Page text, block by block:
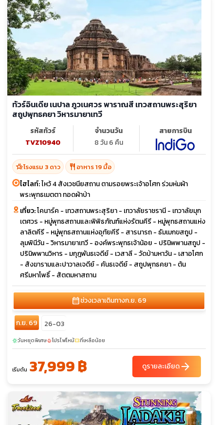
ทัวร์อินเดีย เนปาล ภูวเนศวร พาราณสี เทวสถานพระสุริยา
สถูปพุทธคยา วิหารมายาเทวี
รหัสทัวร์
TVZ10940
จำนวนวัน
8 วัน 6 คืน
สายการบิน
hotel_classโรงแรม 3 ดาว restaurant อาหาร 19 มื้อ
ไฮไลท์:ไหว้ 4 สังเวชนียสถาน ตามรอยพระเจ้าอโศก ร่วมห่มผ้า
พระพุทธเมตตา ทอดผ้าป่า
เที่ยว:โคนาร์ค - เทวสถานพระสุริยา - เทวาลัยราชรานี - เทวาลัยมุก
เตศวร - หมู่พุทธสถานและพิพิธภัณฑ์แห่งรัตนคีรี - หมู่พุทธสถานแห่ง
ลาลิตคีรี - หมู่พุทธสถานแห่งอุทัยคีรี - สารนารถ - ธัมเมกขสถูป -
ลุมพินีวัน - วิหารมายาเทวี - องค์พระพุทธเจ้าน้อย - ปรินิพพานสถูป -
ปรินิพพานวิหาร - มกุฎพันธเจดีย์ - เวสาลี - วัดป่ามหาวัน - เสาอโศก
- สังฆารามและปาวาลเจดีย์ - คันธเจดีย์ - สถูปพุทธคยา - ต้น
ศรีมหาโพธิ์ - สัตตมหาสถาน
calendar_monthช่วงเวลาเดินทางก.ย. 69
ก.ย. 69 26-03
sunnyวันหยุดพิเศษlocal_fire_departmentโปรไฟไหม้confirmation_numberที่เหลือน้อย
เริ่มต้น 37,999 ฿ ดูรายละเอียดarrow_forward